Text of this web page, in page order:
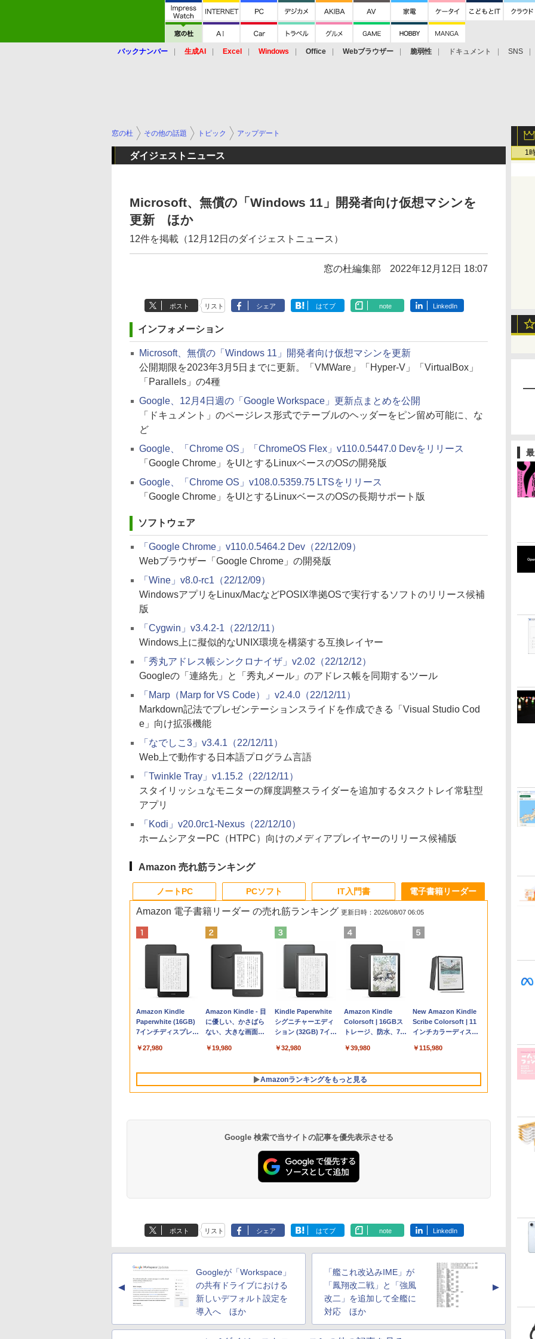
バックナンバー 生成AI Excel Windows Office Webブラウザー 脆弱性 ドキュメント SNS
1
窓の杜 その他の話題 トピック アップデート
ダイジェストニュース
Microsoft、無償の「Windows 11」開発者向け仮想マシンを
更新 ほか
12件を掲載（12月12日のダイジェストニュース）
窓の杜編集部 2022年12月12日 18:07
ポスト リスト シェア はてブ note LinkedIn
インフォメーション
Microsoft、無償の「Windows 11」開発者向け仮想マシンを更新
公開期限を2023年3月5日までに更新。「VMWare」「Hyper-V」「VirtualBox」
「Parallels」の4種
Google、12月4日週の「Google Workspace」更新点まとめを公開
「ドキュメント」のページレス形式でテーブルのヘッダーをピン留め可能に、な
ど
Google、「Chrome OS」「ChromeOS Flex」v110.0.5447.0 Devをリリース
「Google Chrome」をUIとするLinuxベースのOSの開発版
Google、「Chrome OS」v108.0.5359.75 LTSをリリース
「Google Chrome」をUIとするLinuxベースのOSの長期サポート版
ソフトウェア
「Google Chrome」v110.0.5464.2 Dev（22/12/09）
Webブラウザー「Google Chrome」の開発版
「Wine」v8.0-rc1（22/12/09）
WindowsアプリをLinux/MacなどPOSIX準拠OSで実行するソフトのリリース候補
版
「Cygwin」v3.4.2-1（22/12/11）
Windows上に擬似的なUNIX環境を構築する互換レイヤー
「秀丸アドレス帳シンクロナイザ」v2.02（22/12/12）
Googleの「連絡先」と「秀丸メール」のアドレス帳を同期するツール
「Marp（Marp for VS Code）」v2.4.0（22/12/11）
Markdown記法でプレゼンテーションスライドを作成できる「Visual Studio Cod
e」向け拡張機能
「なでしこ3」v3.4.1（22/12/11）
Web上で動作する日本語プログラム言語
「Twinkle Tray」v1.15.2（22/12/11）
スタイリッシュなモニターの輝度調整スライダーを追加するタスクトレイ常駐型
アプリ
「Kodi」v20.0rc1-Nexus（22/12/10）
ホームシアターPC（HTPC）向けのメディアプレイヤーのリリース候補版
Amazon 売れ筋ランキング
ノートPC
Apple 2026
MacBook Neo A18
Proチップ搭載13イ
AIとApple
Retinaディスプレ
512GB SSD、1080p
￥162,598
tomtoc 360°保護
15.6 16インチ パソコ
ンケース Dell NEC
dynabook Lenovo
￥2,952
Apple 2026
MacBook Air M5チ
ップ搭載13インチノ
Apple Intelligence、
Retinaディスプレ
イ、24GBユニファイ
ドメモリ、1TB
イト + 3年延長
AppleCare+ for 13イ
ンチMacBook
Air(M5)|ダウンロー
ド版
￥347,600
【Amazon.co.jp限
定】 HP ノートパソ
コン 15-fd 15.6イン
512GB SSD インテ
￥129,800
FMV ノートパソコン
WE1-K3 (MS 365
Personal/Copilotキー
型/Core i5/16GB/SSD
FMVWK3E15W_AZ
￥123,400
PCソフト
Robloxギフトカード
- 800 Robux 【限定
バーチャルアイテム
ンゲームコード】 ロ
インコード版
￥1,300
Microsoft Office
Home & Business
2024(最新 永続版)|オ
版|Windows11、
￥39,582
Robloxギフトカード
- 2,000 Robux 【限
定バーチャルアイテ
インゲームコード】
ラインコード版
￥3,200
Robloxギフトカード
- 1000 Robux 【限定
バーチャルアイテム
ンゲームコード】 ロ
ンコード版
￥1,600
Windows版 |
Minecraft (マインクラ
フト): Java & Bedrock
ード版
￥3,600
IT入門書
生成AIパスポート公
式テキスト 第４版
￥1,766
AIイラスト表現辞典:
思い通りの絵を引き
出す プロンプトの言
ズ (はぴーイラスト
￥480
ClaudeCode いちば
んやさしい 教科書:
非エンジニア 初心者
マニュアル AI副業に
もKindle出版にも！
非エンジニアのため
のAIコーディング入
￥99
1冊ですべて身につく
HTML & CSSとWeb
デザイン入門講座
￥2,326
FM TOWNS ハイパ
ー・カタログ: 本体ハ
ードウェア・市販ソフ
トリストと最新エミュ
￥1,600
電子書籍リーダー
Amazon 電子書籍リーダー の売れ筋ランキング 更新日時：2026/08/07 06:05
Amazon Kindle
Paperwhite (16GB)
7インチディスプレ
ト、12週間持続バッ
ブラック
￥27,980
Amazon Kindle - 目
に優しい、かさばら
ない、大きな画面で
続バッテリー、6イン
書籍リーダー、ブラ
ック、16GB、広告な
し
￥19,980
Kindle Paperwhite
シグニチャーエディ
ション (32GB) 7イン
るさ自動調整、色調
持続バッテリー、広
告なし、メタリック
ブラック
￥32,980
Amazon Kindle
Colorsoft | 16GBス
トレージ、防水、7イ
レイ、色調調節ライ
ッテリー、広告無
し、ブラック (2025
年発売)
￥39,980
New Amazon Kindle
Scribe Colorsoft | 11
インチカラーディスプ
ジ、ノート機能搭載、
調節ライト、プレミア
イト
￥115,980
Amazonランキングをもっと見る
Google 検索で当サイトの記事を優先表示させる
ポスト リスト シェア はてブ note LinkedIn
▲
Googleが「Workspace」
の共有ドライブにおける
新しいデフォルト設定を
導入へ ほか
「艦これ改込みIME」が
「鳳翔改二戦」と「強風
改二」を追加して全艦に
対応 ほか
▲